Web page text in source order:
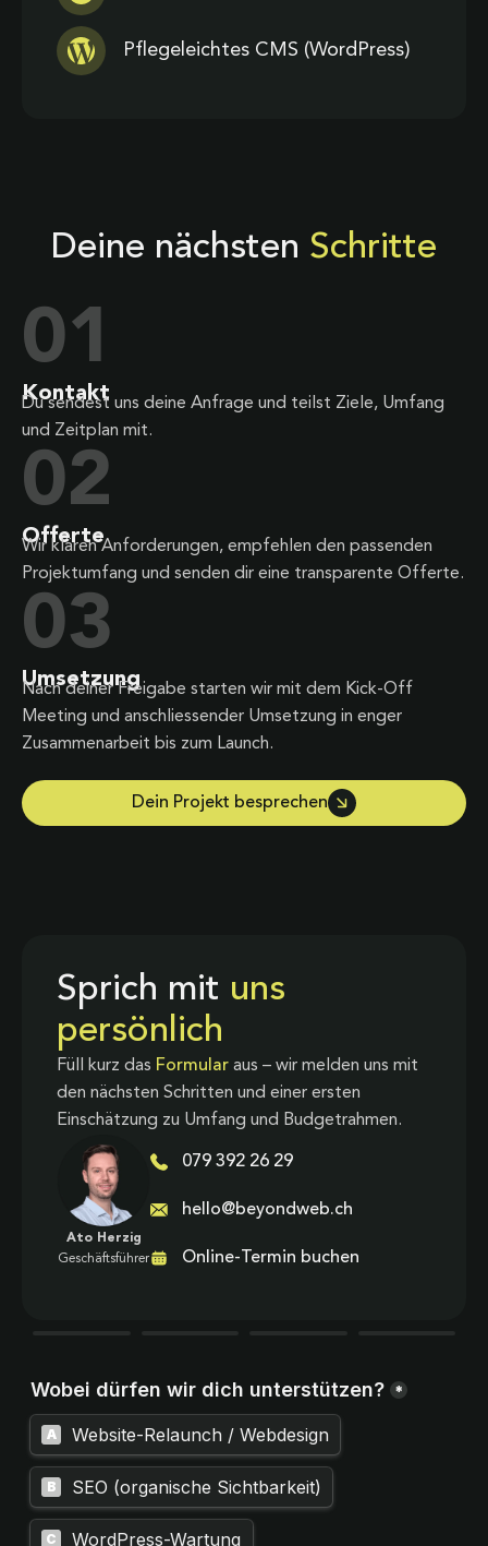
Pflegeleichtes CMS (WordPress)
Deine nächsten Schritte
01
Kontakt
Du sendest uns deine Anfrage und teilst Ziele, Umfang
und Zeitplan mit.
02
Offerte
Wir klären Anforderungen, empfehlen den passenden
Projektumfang und senden dir eine transparente Offerte.
03
Umsetzung
Nach deiner Freigabe starten wir mit dem Kick-Off
Meeting und anschliessender Umsetzung in enger
Zusammenarbeit bis zum Launch.
Dein Projekt besprechen
Sprich mit uns
persönlich
Füll kurz das Formular aus – wir melden uns mit
den nächsten Schritten und einer ersten
Einschätzung zu Umfang und Budgetrahmen.
Ato Herzig
Geschäftsführer
079 392 26 29
hello@beyondweb.ch
Online-Termin buchen